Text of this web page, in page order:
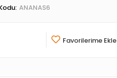
ANANAS6
Favorilerime Ekle